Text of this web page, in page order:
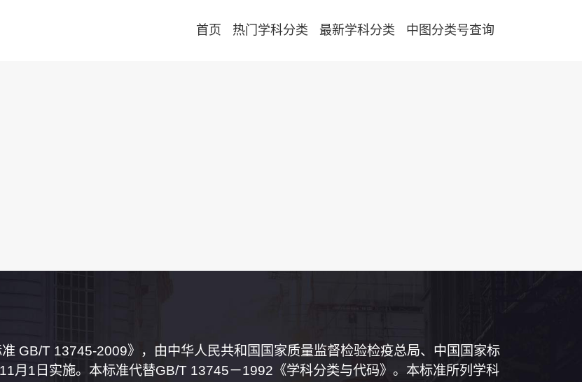
首页 热门学科分类 最新学科分类 中图分类号查询
GB/T 13745-2009》，由中华人民共和国国家质量监督检验检疫总局、中国国家标
月1日实施。本标准代替GB/T 13745－1992《学科分类与代码》。本标准所列学科